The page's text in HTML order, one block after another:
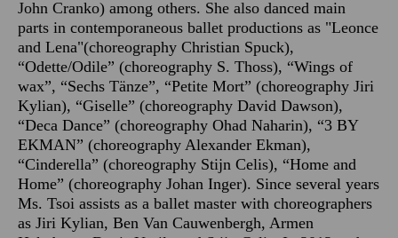
John Cranko) among others. She also danced main
parts in contemporaneous ballet productions as "Leonce
and Lena"(choreography Christian Spuck),
“Odette/Odile” (choreography S. Thoss), “Wings of
wax”, “Sechs Tänze”, “Petite Mort” (choreography Jiri
Kylian), “Giselle” (choreography David Dawson),
“Deca Dance” (choreography Ohad Naharin), “3 BY
EKMAN” (choreography Alexander Ekman),
“Cinderella” (choreography Stijn Celis), “Home and
Home” (choreography Johan Inger). Since several years
Ms. Tsoi assists as a ballet master with choreographers
as Jiri Kylian, Ben Van Cauwenbergh, Armen